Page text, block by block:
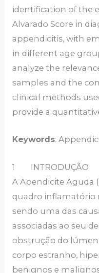
identification of the
Alvarado Score in
appendicitis, with
in different age
analyze the
samples and the
clinical methods
provide a
Keywords:
1 INTRODUÇÃO
A Apendicite Aguda
quadro inflamatório
sendo uma das
associadas ao seu
obstrução do
corpo estranho,
benignos e